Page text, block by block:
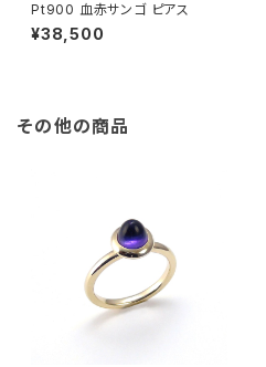
Pt900 血赤サンゴ ピアス
¥38,500
その他の商品